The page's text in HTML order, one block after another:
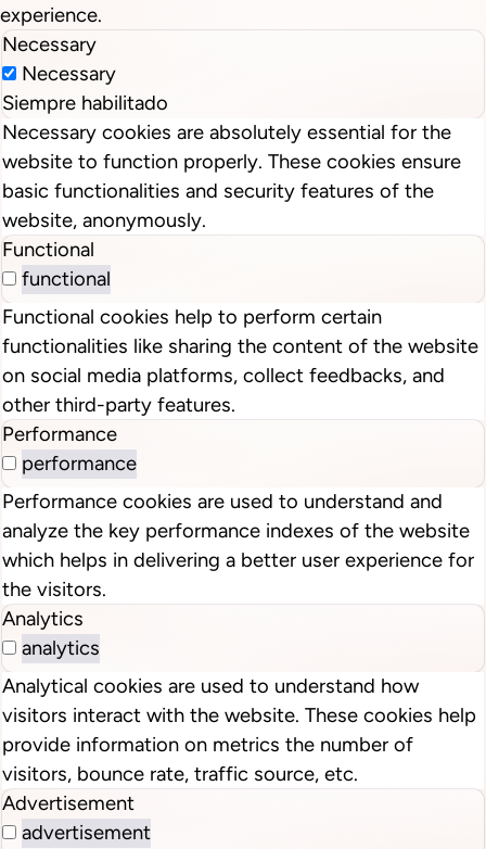
experience.
Necessary
Necessary
Siempre habilitado
Necessary cookies are absolutely essential for the
website to function properly. These cookies ensure
basic functionalities and security features of the
website, anonymously.
Functional
functional
Functional cookies help to perform certain
functionalities like sharing the content of the website
on social media platforms, collect feedbacks, and
other third-party features.
Performance
performance
Performance cookies are used to understand and
analyze the key performance indexes of the website
which helps in delivering a better user experience for
the visitors.
Analytics
analytics
Analytical cookies are used to understand how
visitors interact with the website. These cookies help
provide information on metrics the number of
visitors, bounce rate, traffic source, etc.
Advertisement
advertisement